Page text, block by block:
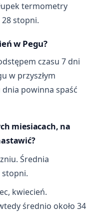
termometry
stopni.
w Pegu?
czasu 7 dni
w przyszłym
powinna spaść
miesiacach, na
Średnia
kwiecień.
średnio około 34